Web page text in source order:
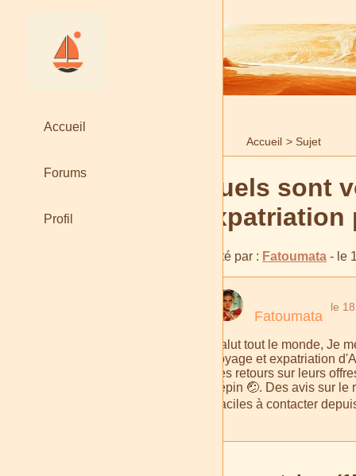
Accueil > Sujet
Accueil
Forums
Profil
Quels sont
Posté par : Fatoumata - le
Fatoumata
le
Salut tout le monde, Je
voyage et expatriation
des retours sur leurs
pépin 🤕. Des avis sur
Faciles à contacter